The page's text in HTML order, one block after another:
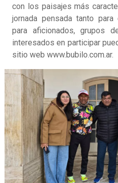
con los paisajes más
jornada pensada tanto
para aficionados, grupos
interesados en participar
sitio web www.bubilo.com.ar.